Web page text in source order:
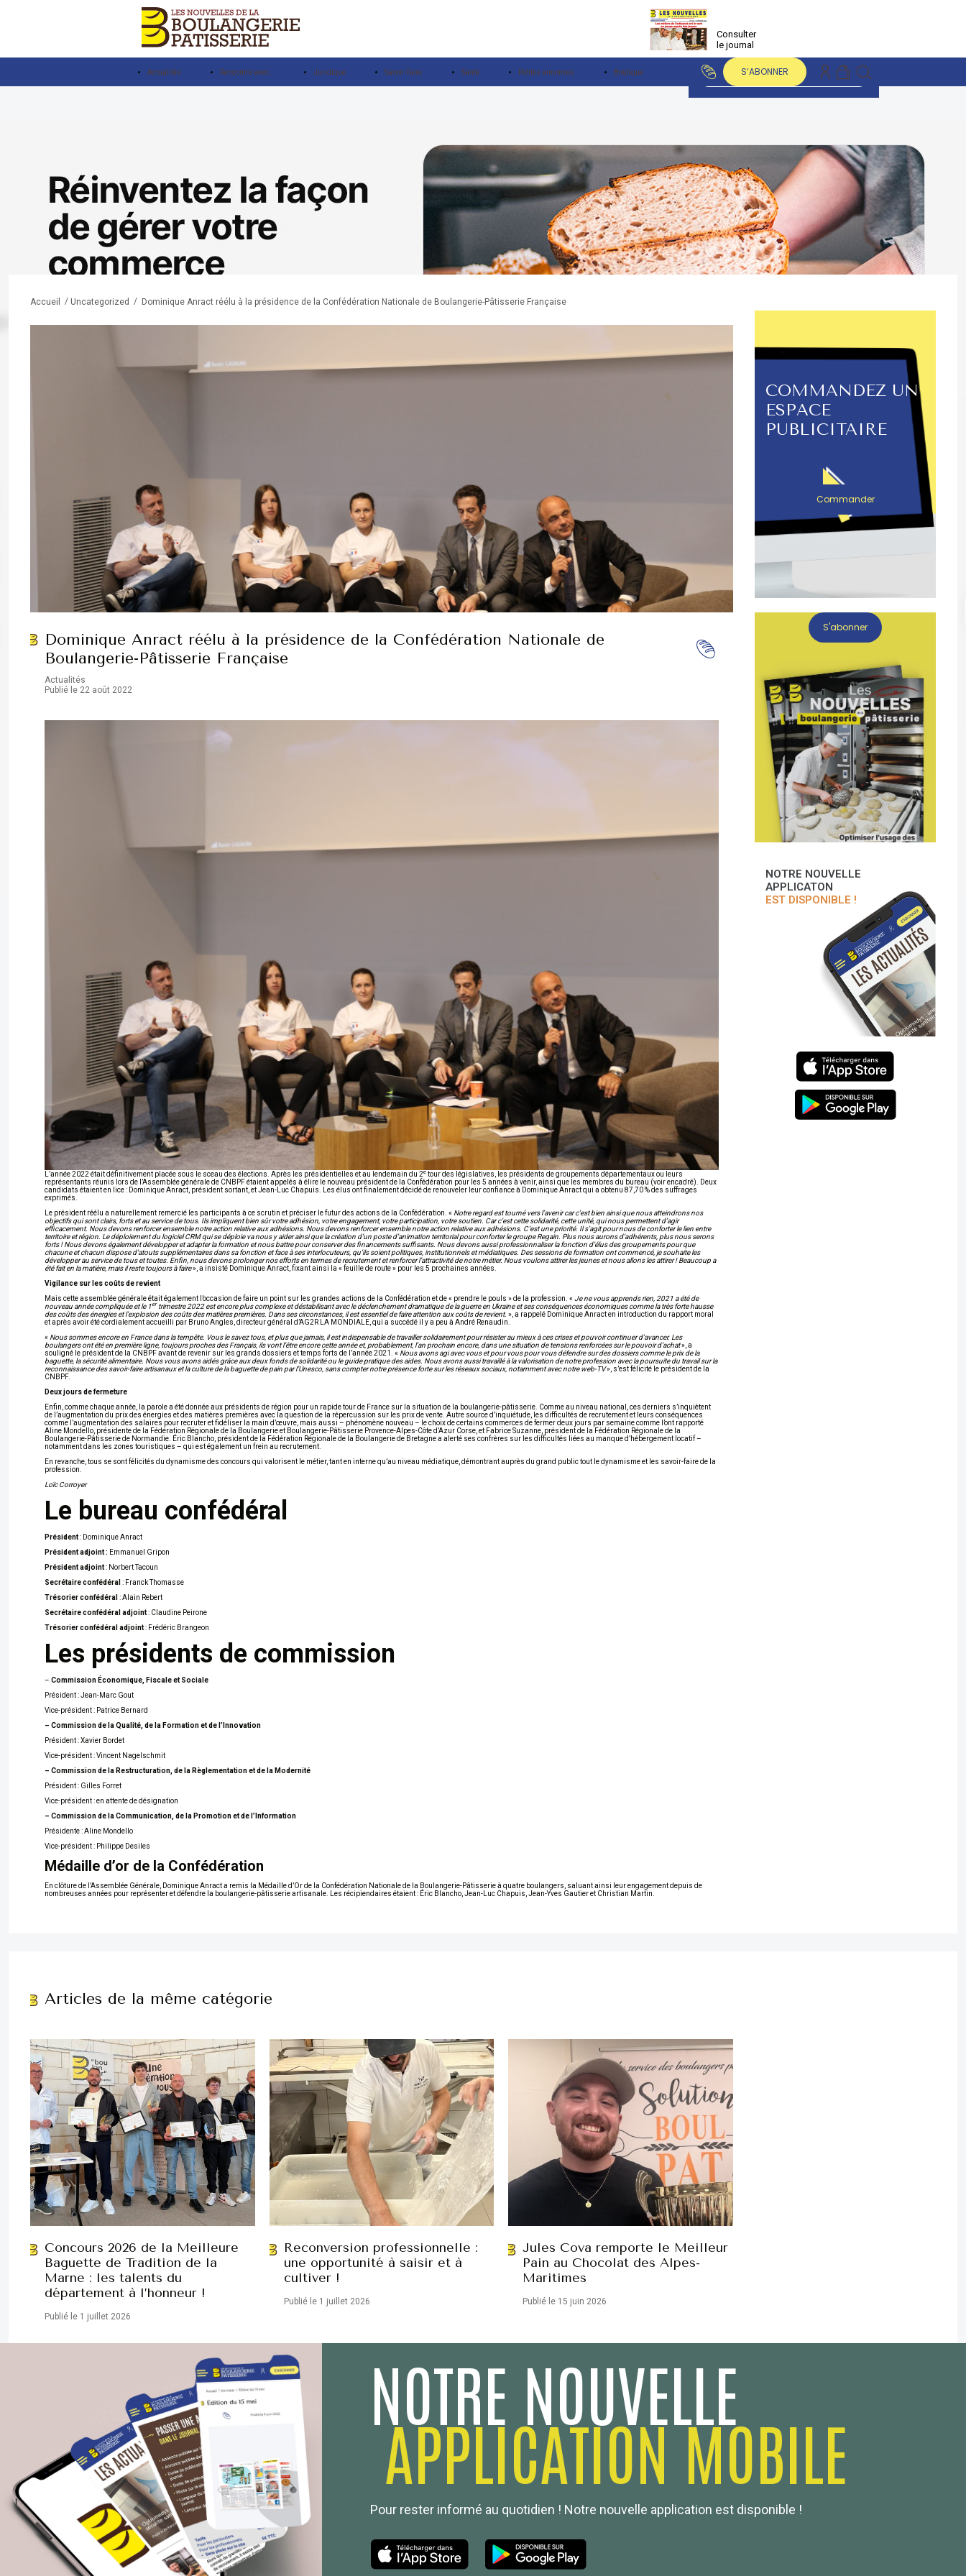
Consulter
le journal
Actualités Rencontre avec… Juridique Savoir-faire Santé Petites annonces Boutique S’ABONNER
Accueil / Uncategorized / Dominique Anract réélu à la présidence de la Confédération Nationale de Boulangerie-Pâtisserie Française
Dominique Anract réélu à la présidence de la Confédération Nationale de
Boulangerie-Pâtisserie Française
Actualités
Publié le 22 août 2022
L’année 2022 était définitivement placée sous le sceau des élections. Après les présidentielles et au lendemain du 2e tour des législatives, les présidents de groupements départementaux ou leurs
représentants réunis lors de l’Assemblée générale de CNBPF étaient appelés à élire le nouveau président de la Confédération pour les 5 années à venir, ainsi que les membres du bureau (voir encadré). Deux
candidats étaient en lice : Dominique Anract, président sortant, et Jean-Luc Chapuis. Les élus ont finalement décidé de renouveler leur confiance à Dominique Anract qui a obtenu 87,70 % des suffrages
exprimés.
Le président réélu a naturellement remercié les participants à ce scrutin et préciser le futur des actions de la Confédération. « Notre regard est tourné vers l’avenir car c’est bien ainsi que nous atteindrons nos
objectifs qui sont clairs, forts et au service de tous. Ils impliquent bien sûr votre adhésion, votre engagement, votre participation, votre soutien. Car c’est cette solidarité, cette unité, qui nous permettent d’agir
efficacement. Nous devons renforcer ensemble notre action relative aux adhésions. Nous devons renforcer ensemble notre action relative aux adhésions. C’est une priorité. Il s’agit pour nous de conforter le lien entre
territoire et région. Le déploiement du logiciel CRM qui se déploie va nous y aider ainsi que la création d’un poste d’animation territorial pour conforter le groupe Regain. Plus nous aurons d’adhérents, plus nous serons
forts ! Nous devons également développer et adapter la formation et nous battre pour conserver des financements suffisants. Nous devons aussi professionnaliser la fonction d’élus des groupements pour que
chacune et chacun dispose d’atouts supplémentaires dans sa fonction et face à ses interlocuteurs, qu’ils soient politiques, institutionnels et médiatiques. Des sessions de formation ont commencé, je souhaite les
développer au service de tous et toutes. Enfin, nous devons prolonger nos efforts en termes de recrutement et renforcer l’attractivité de notre métier. Nous voulons attirer les jeunes et nous allons les attirer ! Beaucoup a
été fait en la matière, mais il reste toujours à faire», a insisté Dominique Anract, fixant ainsi la « feuille de route » pour les 5 prochaines années.
Vigilance sur les coûts de revient
Mais cette assemblée générale était également l’occasion de faire un point sur les grandes actions de la Confédération et de « prendre le pouls » de la profession. « Je ne vous apprends rien, 2021 a été de
nouveau année compliquée et le 1ertrimestre 2022 est encore plus complexe et déstabilisant avec le déclenchement dramatique de la guerre en Ukraine et ses conséquences économiques comme la très forte hausse
des coûts des énergies et l’explosion des coûts des matières premières. Dans ses circonstances, il est essentiel de faire attention aux coûts de revient. », a rappelé Dominique Anract en introduction du rapport moral
et après avoir été cordialement accueilli par Bruno Angles, directeur général d’AG2R LA MONDIALE, qui a succédé il y a peu à André Renaudin.
« Nous sommes encore en France dans la tempête. Vous le savez tous, et plus que jamais, il est indispensable de travailler solidairement pour résister au mieux à ces crises et pouvoir continuer d’avancer. Les
boulangers ont été en première ligne, toujours proches des Français, ils vont l’être encore cette année et, probablement, l’an prochain encore, dans une situation de tensions renforcées sur le pouvoir d’achat», a
souligné le président de la CNBPF avant de revenir sur les grands dossiers et temps forts de l’année 2021. « Nous avons agi avec vous et pour vous pour vous défendre sur des dossiers comme le prix de la
baguette, la sécurité alimentaire. Nous vous avons aidés grâce aux deux fonds de solidarité ou le guide pratique des aides. Nous avons aussi travaillé à la valorisation de notre profession avec la poursuite du travail sur la
reconnaissance des savoir-faire artisanaux et la culture de la baguette de pain par l’Unesco, sans compter notre présence forte sur les réseaux sociaux, notamment avec notre web-TV», s’est félicité le président de la
CNBPF.
Deux jours de fermeture
Enfin, comme chaque année, la parole a été donnée aux présidents de région pour un rapide tour de France sur la situation de la boulangerie-pâtisserie. Comme au niveau national, ces derniers s’inquiètent
de l’augmentation du prix des énergies et des matières premières avec la question de la répercussion sur les prix de vente. Autre source d’inquiétude, les difficultés de recrutement et leurs conséquences
comme l’augmentation des salaires pour recruter et fidéliser la main d’œuvre, mais aussi – phénomène nouveau – le choix de certains commerces de fermer deux jours par semaine comme l’ont rapporté
Aline Mondello, présidente de la Fédération Régionale de la Boulangerie et Boulangerie-Pâtisserie Provence-Alpes-Côte d’Azur Corse, et Fabrice Suzanne, président de la Fédération Régionale de la
Boulangerie-Pâtisserie de Normandie. Éric Blancho, président de la Fédération Régionale de la Boulangerie de Bretagne a alerté ses confrères sur les difficultés liées au manque d’hébergement locatif –
notamment dans les zones touristiques – qui est également un frein au recrutement.
En revanche, tous se sont félicités du dynamisme des concours qui valorisent le métier, tant en interne qu’au niveau médiatique, démontrant auprès du grand public tout le dynamisme et les savoir-faire de la
profession.
Loïc Corroyer
Le bureau confédéral
Président: Dominique Anract
Président adjoint : Emmanuel Gripon
Président adjoint: Norbert Tacoun
Secrétaire confédéral : Franck Thomasse
Trésorier confédéral : Alain Rebert
Secrétaire confédéral adjoint: Claudine Peirone
Trésorier confédéral adjoint: Frédéric Brangeon
Les présidents de commission
– Commission Économique, Fiscale et Sociale
Président : Jean-Marc Gout
Vice-président : Patrice Bernard
– Commission de la Qualité, de la Formation et de l’Innovation
Président : Xavier Bordet
Vice-président : Vincent Nagelschmit
– Commission de la Restructuration, de la Règlementation et de la Modernité
Président : Gilles Forret
Vice-président : en attente de désignation
– Commission de la Communication, de la Promotion et de l’Information
Présidente : Aline Mondello
Vice-président : Philippe Desiles
Médaille d’or de la Confédération
En clôture de l’Assemblée Générale, Dominique Anract a remis la Médaille d’Or de la Confédération Nationale de la Boulangerie-Pâtisserie à quatre boulangers, saluant ainsi leur engagement depuis de
nombreuses années pour représenter et défendre la boulangerie-pâtisserie artisanale. Les récipiendaires étaient : Éric Blancho, Jean-Luc Chapuis, Jean-Yves Gautier et Christian Martin.
COMMANDEZ UN
ESPACE
PUBLICITAIRE
Commander
S'abonner
NOTRE NOUVELLE
APPLICATON
EST DISPONIBLE !
Articles de la même catégorie
Concours 2026 de la Meilleure
Baguette de Tradition de la
Marne : les talents du
département à l’honneur !
Publié le 1 juillet 2026
Reconversion professionnelle :
une opportunité à saisir et à
cultiver !
Publié le 1 juillet 2026
Jules Cova remporte le Meilleur
Pain au Chocolat des Alpes-
Maritimes
Publié le 15 juin 2026
NOTRE NOUVELLE
APPLICATION MOBILE
Pour rester informé au quotidien ! Notre nouvelle application est disponible !